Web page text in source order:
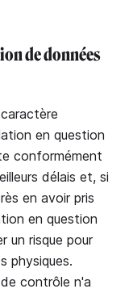
de données
en question
conformément
délais et, si
en avoir pris
en question
un risque pour
physiques.
contrôle n'a